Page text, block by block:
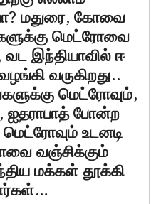
மதுரை, கோவை
மெட்ரோவை
வட இந்தியாவில் ஈ
வருகிறது..
மெட்ரோவும்,
போன்ற
உடனடி
வஞ்சிக்கும்
மக்கள் தூக்கி